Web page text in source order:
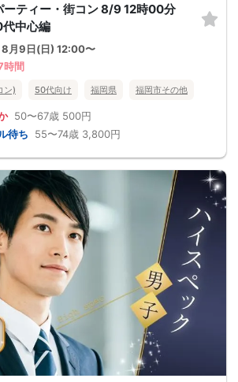
ーティー・街コン 8/9 12時00分
中心編
8月9日(日) 12:00〜
時間
ン) 50代向け 福岡県 福岡市その他
50〜67歳 500円
待ち 55〜74歳 3,800円